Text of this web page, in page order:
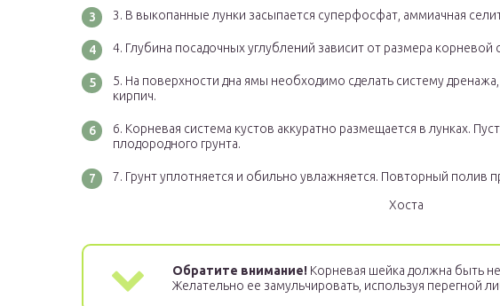
В выкопанные лунки засыпается суперфосфат, аммиачная
Глубина посадочных углублений зависит от размера корневой
На поверхности дна ямы необходимо сделать систему
кирпич.
Корневая система кустов аккуратно размещается в лунках.
плодородного грунта.
Грунт уплотняется и обильно увлажняется. Повторный полив
Хоста
Обратите внимание! Корневая шейка должна быть
Желательно ее замульчировать, используя перегной